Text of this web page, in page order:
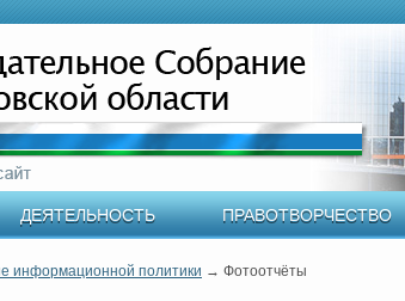
ДЕЯТЕЛЬНОСТЬ ПРАВОТВОРЧЕСТВО
информационной политики → Фотоотчёты